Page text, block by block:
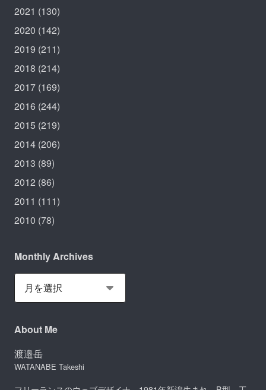
2021 (130)
2020 (142)
2019 (211)
2018 (214)
2017 (169)
2016 (244)
2015 (219)
2014 (206)
2013 (89)
2012 (86)
2011 (111)
2010 (78)
Monthly Archives
About Me
渡邉岳
WATANABE Takeshi